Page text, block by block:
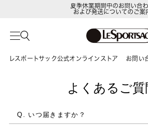
夏季休業期間中のお問い合
および発送についてのご案
レスポートサック公式オンラインストア お問い
よくあるご質
Q. いつ届きますか？